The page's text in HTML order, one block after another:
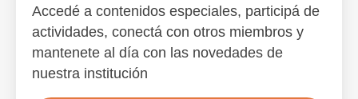
Accedé a contenidos especiales, participá de
actividades, conectá con otros miembros y
mantenete al día con las novedades de
nuestra institución